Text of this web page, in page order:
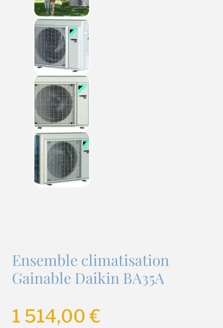
Ensemble climatisation
Gainable Daikin BA35A
1 514,00€